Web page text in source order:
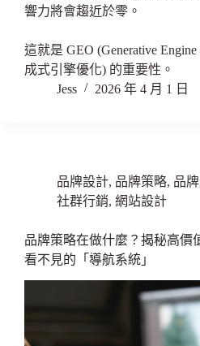
響力將會趨近於零。
這就是 GEO (Generative
成式引擎優化) 的重要性。
Jess
2026 年 4 月 1 日
品牌設計, 品牌策略, 品
社群行銷, 網站設計
品牌策略在做什麼？揭秘高價
看不見的「導航系統」